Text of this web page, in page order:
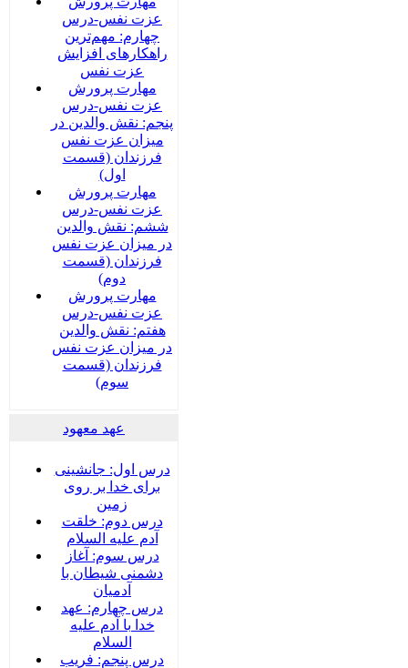
عزت نفس-درس
چهارم: مهم‌ترین
راهکارهای افزایش
عزت نفس
مهارت پرورش
عزت نفس-درس
پنجم: نقش والدین در
میزان عزت نفس
فرزندان (قسمت
اول)
مهارت پرورش
عزت نفس-درس
ششم: نقش والدین
در میزان عزت نفس
فرزندان (قسمت
دوم)
مهارت پرورش
عزت نفس-درس
هفتم: نقش والدین
در میزان عزت نفس
فرزندان (قسمت
سوم)
عهد معهود
درس اول: جانشینی
برای خدا بر روی
زمین
درس دوم: خلقت
آدم علیه السلام
درس سوم: آغاز
دشمنی شیطان با
آدمیان
درس چهارم: عهد
خدا با آدم علیه
السلام
درس پنجم: فریب